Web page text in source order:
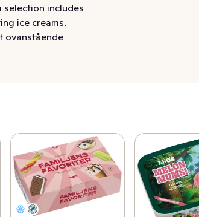
selection includes
ice creams.
ovanstående